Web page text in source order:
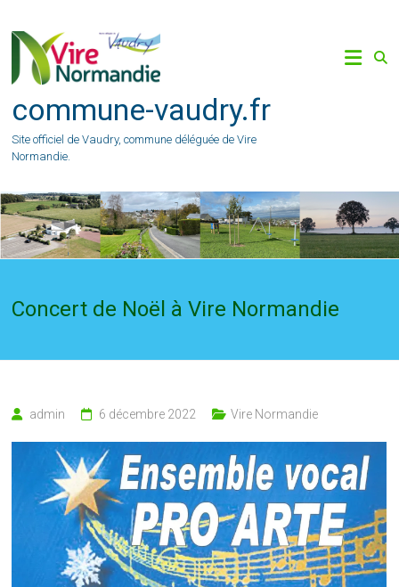
content
commune-vaudry.fr
Site officiel de Vaudry, commune déléguée de Vire
Normandie.
Concert de Noël à Vire Normandie
admin 6 décembre 2022 Vire Normandie